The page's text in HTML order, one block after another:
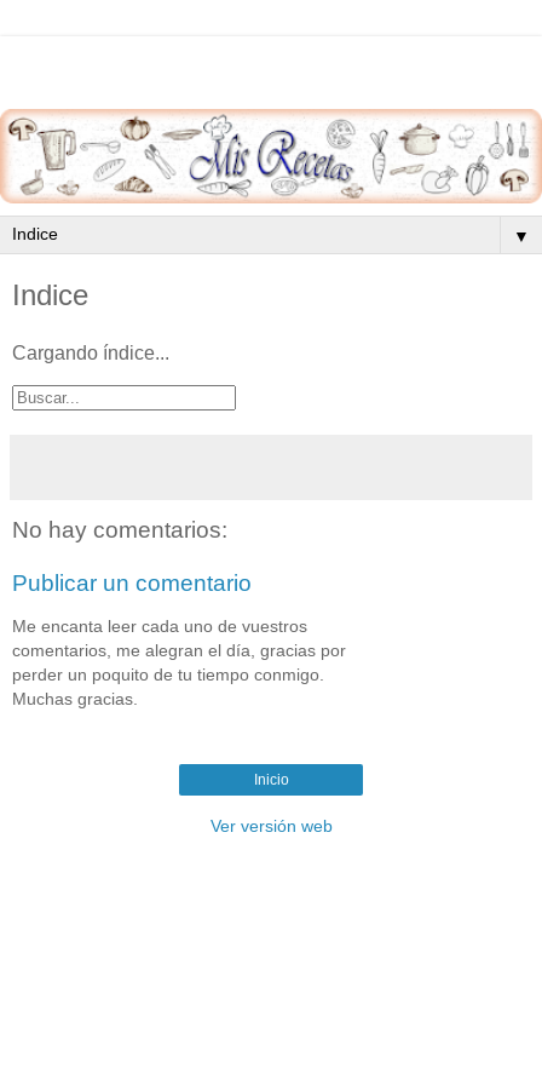
▼
Indice
Cargando índice...
No hay comentarios:
Publicar un comentario
Me encanta leer cada uno de vuestros
comentarios, me alegran el día, gracias por
perder un poquito de tu tiempo conmigo.
Muchas gracias.
Inicio
Ver versión web